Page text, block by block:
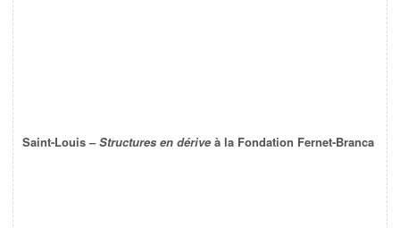
Saint-Louis –Structures en dérive à la Fondation Fernet-Branca